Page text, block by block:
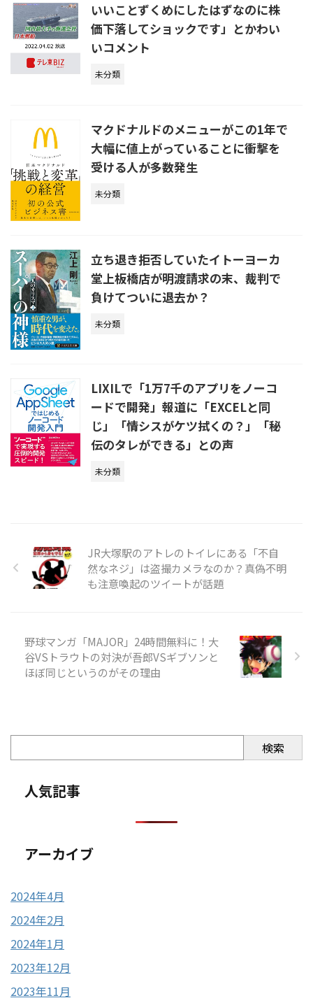
いいことずくめにしたはずなのに株
価下落してショックです」とかわい
いコメント
未分類
マクドナルドのメニューがこの1年で
大幅に値上がっていることに衝撃を
受ける人が多数発生
未分類
立ち退き拒否していたイトーヨーカ
堂上板橋店が明渡請求の末、裁判で
負けてついに退去か？
未分類
LIXILで「1万7千のアプリをノーコ
ードで開発」報道に「EXCELと同
じ」「情シスがケツ拭くの？」「秘
伝のタレができる」との声
未分類
JR大塚駅のアトレのトイレにある「不自
然なネジ」は盗撮カメラなのか？真偽不明
も注意喚起のツイートが話題
野球マンガ「MAJOR」24時間無料に！大
谷VSトラウトの対決が吾郎VSギブソンと
ほぼ同じというのがその理由
検索
人気記事
アーカイブ
2024年4月
2024年2月
2024年1月
2023年12月
2023年11月